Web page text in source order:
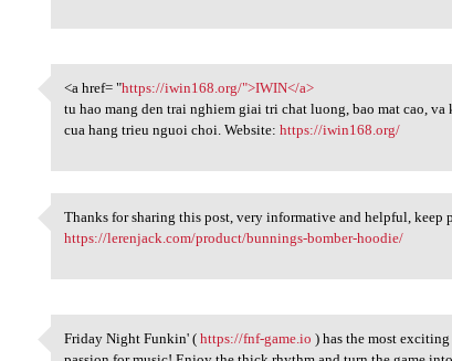
<a href= "https://iwin168.org
<a href= "https://iwin168.org/">IWIN</a>
tu hao mang den trai nghiem giai tri chat luong, bao mat cao,
cua hang trieu nguoi choi. Website:https://iwin168.org/
Thanks for sharing this post,
Thanks for sharing this post, very informative and helpful, keep
https://lerenjack.com/product/bunnings-bomber-hoodie/
Friday Night Funkin' ( https:
Friday Night Funkin' (https://fnf-game.io ) has the most